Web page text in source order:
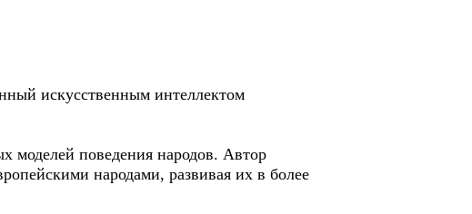
искусственным интеллектом
моделей поведения народов. Автор
народами, развивая их в более